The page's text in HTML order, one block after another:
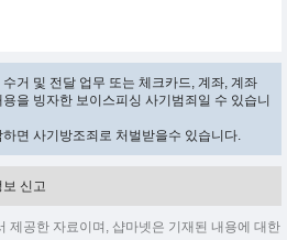
거 및 전달 업무 또는 체크카드, 계좌, 계좌
을 빙자한 보이스피싱 사기범죄일 수 있습니
면 사기방조죄로 처벌받을수 있습니다.
신고
제공한 자료이며, 샵마넷은 기재된 내용에 대한